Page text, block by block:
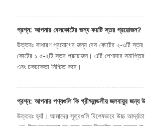
প্রশ্ন: আপনার বেসকোটের জন্য কয়টি স্তর প্রয়োজন?
উত্তরঃ সাধারণ প্রয়োগের জন্য বেস কোটের ২-৩টি
কোটের ১.৫-২টি স্তর প্রয়োজন। এটি পেশাদার
এবং চকচকেতা নিশ্চিত করে।
প্রশ্ন: আপনার পণ্যগুলি কি গ্রীষ্মমন্ডলীয় জলবায়ুর
উত্তরঃ হ্যাঁ। আমাদের সূত্রগুলি বিশেষভাবে উচ্চ